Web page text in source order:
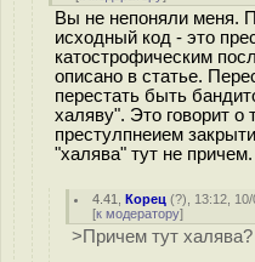
Вы не непоняли меня.
исходный код - это
катострофическим
описано в статье.
перестать быть
халяву". Это говорит
престулпнеием
"халява" тут не причем.
4.41 ,Корец (?), 13:12,
[к модератору]
>Причем тут халява?